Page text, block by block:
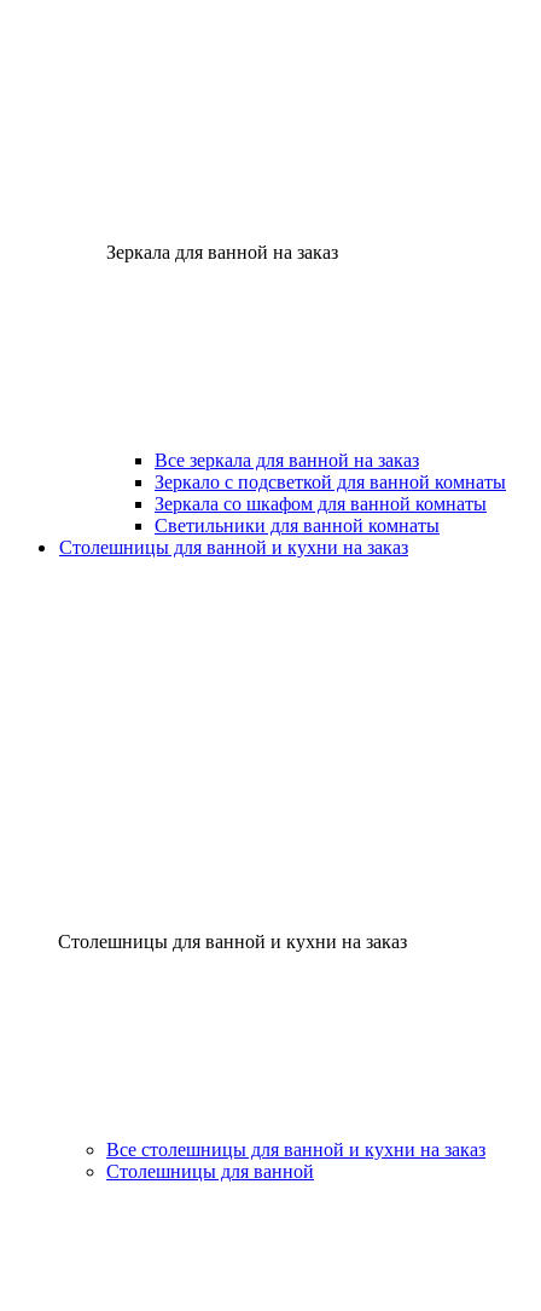
Зеркала для ванной на заказ
Все зеркала для ванной на заказ
Зеркало с подсветкой для ванной комнаты
Зеркала со шкафом для ванной комнаты
Светильники для ванной комнаты
Столешницы для ванной и кухни на заказ
Столешницы для ванной и кухни на заказ
Все столешницы для ванной и кухни на заказ
Столешницы для ванной